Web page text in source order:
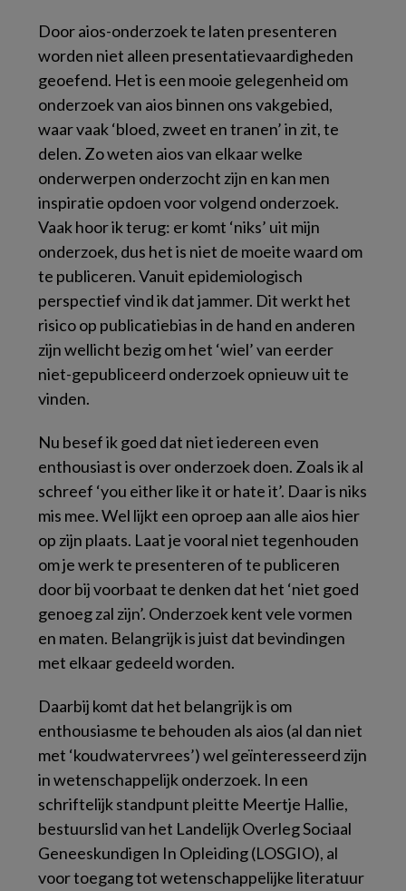
Door aios-onderzoek te laten presenteren
worden niet alleen presentatievaardigheden
geoefend. Het is een mooie gelegenheid om
onderzoek van aios binnen ons vakgebied,
waar vaak ‘bloed, zweet en tranen’ in zit, te
delen. Zo weten aios van elkaar welke
onderwerpen onderzocht zijn en kan men
inspiratie opdoen voor volgend onderzoek.
Vaak hoor ik terug: er komt ‘niks’ uit mijn
onderzoek, dus het is niet de moeite waard om
te publiceren. Vanuit epidemiologisch
perspectief vind ik dat jammer. Dit werkt het
risico op publicatiebias in de hand en anderen
zijn wellicht bezig om het ‘wiel’ van eerder
niet-gepubliceerd onderzoek opnieuw uit te
vinden.
Nu besef ik goed dat niet iedereen even
enthousiast is over onderzoek doen. Zoals ik al
schreef ‘you either like it or hate it’. Daar is niks
mis mee. Wel lijkt een oproep aan alle aios hier
op zijn plaats. Laat je vooral niet tegenhouden
om je werk te presenteren of te publiceren
door bij voorbaat te denken dat het ‘niet goed
genoeg zal zijn’. Onderzoek kent vele vormen
en maten. Belangrijk is juist dat bevindingen
met elkaar gedeeld worden.
Daarbij komt dat het belangrijk is om
enthousiasme te behouden als aios (al dan niet
met ‘koudwatervrees’) wel geïnteresseerd zijn
in wetenschappelijk onderzoek. In een
schriftelijk standpunt pleitte Meertje Hallie,
bestuurslid van het Landelijk Overleg Sociaal
Geneeskundigen In Opleiding (LOSGIO), al
voor toegang tot wetenschappelijke literatuur